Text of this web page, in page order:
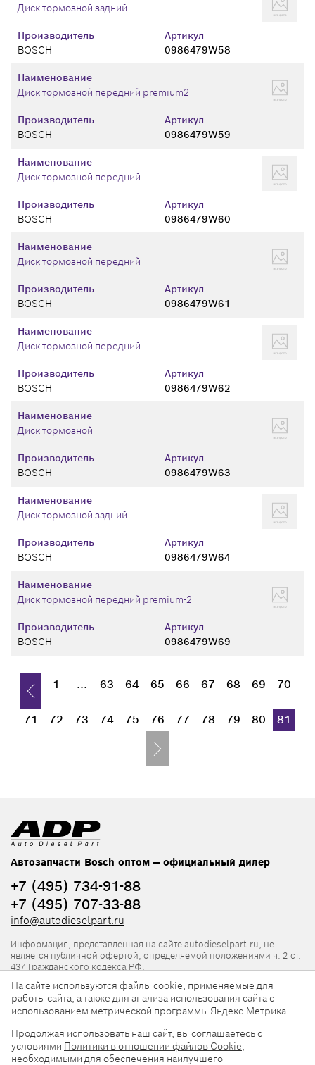
Производитель
BOSCH
Артикул
0986479W58
Диск тормозной задний
Производитель
BOSCH
Артикул
0986479W59
Наименование
Диск тормозной передний premium2
Производитель
BOSCH
Артикул
0986479W60
Наименование
Диск тормозной передний
Производитель
BOSCH
Артикул
0986479W61
Наименование
Диск тормозной передний
Производитель
BOSCH
Артикул
0986479W62
Наименование
Диск тормозной передний
Производитель
BOSCH
Артикул
0986479W63
Наименование
Диск тормозной
Производитель
BOSCH
Артикул
0986479W64
Наименование
Диск тормозной задний
Производитель
BOSCH
Артикул
0986479W69
Наименование
Диск тормозной передний premium-2
1 ... 63 64 65 66 67 68 69 70
71 72 73 74 75 76 77 78 79 80 81
Автозапчасти Bosch оптом — официальный дилер
+7 (495) 734-91-88
+7 (495) 707-33-88
info@autodieselpart.ru
Информация, представленная на сайте autodieselpart.ru, не
является публичной офертой, определяемой положениями ч. 2 ст.
437 Гражданского кодекса РФ.
Нормативная документация
ADP в социальных сетях
На сайте используются файлы cookie, применяемые для
работы сайта, а также для анализа использования сайта с
использованием метрической программы Яндекс.Метрика.
Продолжая использовать наш сайт, вы соглашаетесь с
условиями Политики в отношении файлов Cookie,
необходимыми для обеспечения наилучшего